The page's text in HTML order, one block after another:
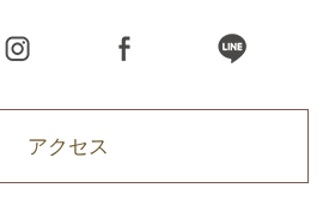
アクセス